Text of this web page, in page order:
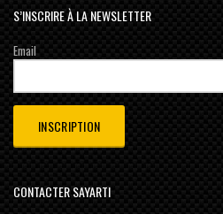
S’INSCRIRE À LA NEWSLETTER
Email
CONTACTER SAYARTI